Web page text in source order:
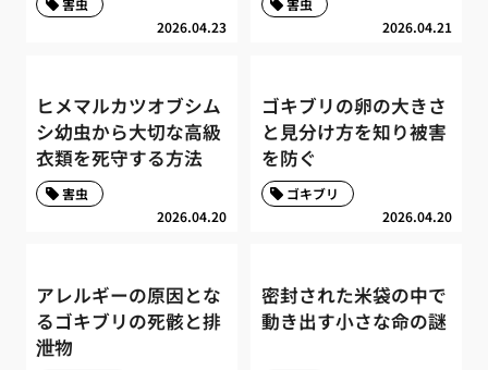
2026.04.23
害虫
2026.04.21
害虫
ヒメマルカツオブシム
シ幼虫から大切な高級
衣類を死守する方法
2026.04.20
害虫
ゴキブリの卵の大きさ
と見分け方を知り被害
を防ぐ
2026.04.20
ゴキブリ
アレルギーの原因とな
るゴキブリの死骸と排
泄物
密封された米袋の中で
動き出す小さな命の謎